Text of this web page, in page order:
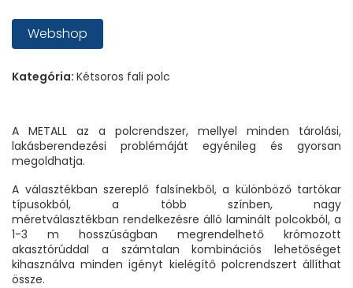
Webshop
Kategória: Kétsoros fali polc
A METALL az a polcrendszer, mellyel minden tárolási,
lakásberendezési problémáját egyénileg és gyorsan
megoldhatja.
A választékban szereplő falsínekből, a különböző tartókar
típusokból, a több színben, nagy
méretválasztékban rendelkezésre álló laminált polcokból, a
1-3 m hosszúságban megrendelhető krómozott
akasztórúddal a számtalan kombinációs lehetőséget
kihasználva minden igényt kielégítő polcrendszert állíthat
össze.